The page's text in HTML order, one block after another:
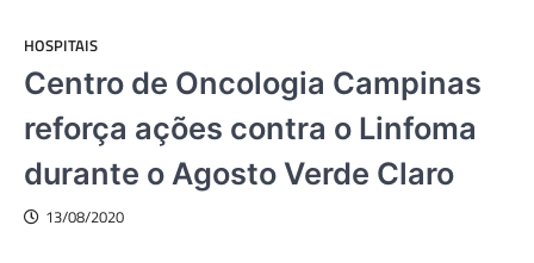
HOSPITAIS
Centro de Oncologia Campinas
reforça ações contra o Linfoma
durante o Agosto Verde Claro
13/08/2020